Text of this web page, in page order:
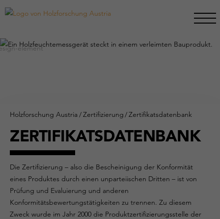
Holzforschung Austria /Zertifizierung/Zertifikatsdatenbank
ZERTIFIKATSDATENBANK
Die Zertifizierung – also die Bescheinigung der Konformität
eines Produktes durch einen unparteiischen Dritten – ist von
Prüfung und Evaluierung und anderen
Konformitätsbewertungstätigkeiten zu trennen. Zu diesem
Zweck wurde im Jahr 2000 die Produktzertifizierungsstelle der